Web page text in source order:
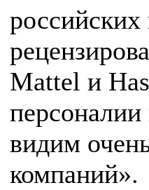
российских
Mattel и
видим
компаний».